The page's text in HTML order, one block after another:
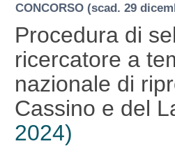
CONCORSO (scad. 29
Procedura di
ricercatore a
nazionale di
Cassino e del
2024)